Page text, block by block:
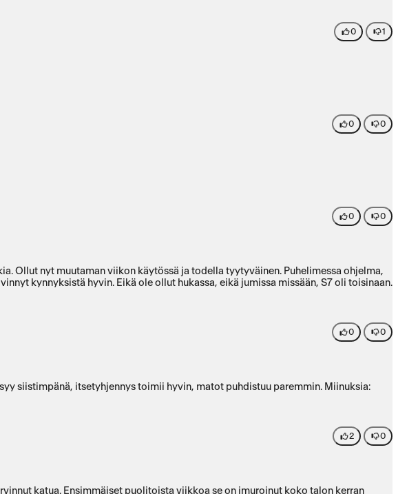
0 1
0 0
0 0
Ollut nyt muutaman viikon käytössä ja todella tyytyväinen. Puhelimessa ohjelma,
kynnyksistä hyvin. Eikä ole ollut hukassa, eikä jumissa missään, S7 oli toisinaan.
0 0
siistimpänä, itsetyhjennys toimii hyvin, matot puhdistuu paremmin. Miinuksia:
2 0
katua. Ensimmäiset puolitoista viikkoa se on imuroinut koko talon kerran